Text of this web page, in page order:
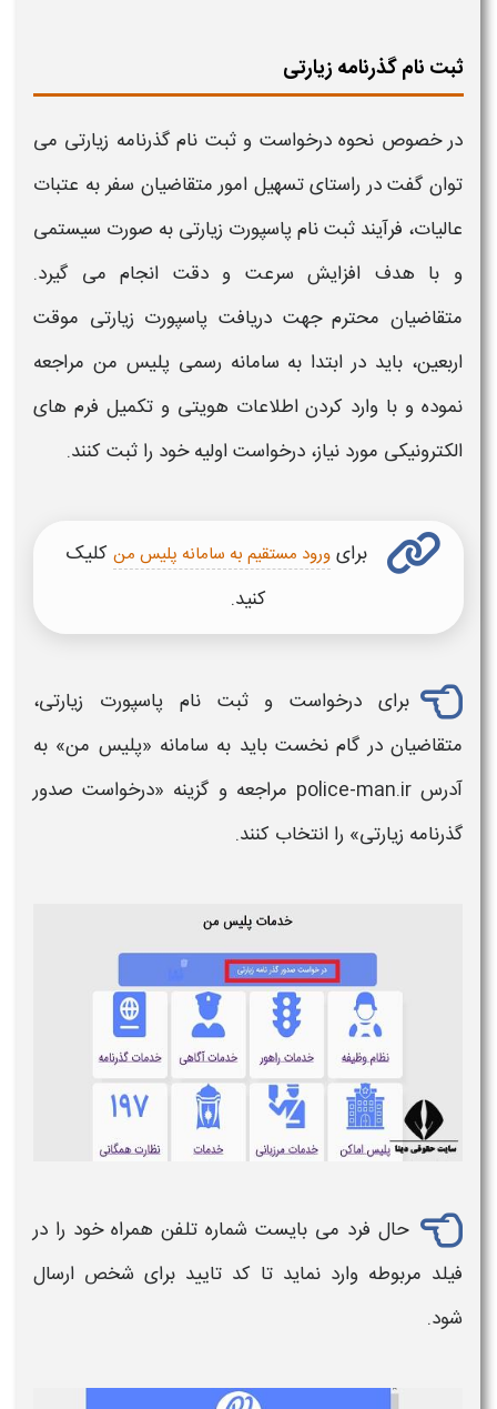
ثبت نام گذرنامه زیارتی
در خصوص نحوه درخواست وثبت نام گذرنامه زیارتی می
توان گفت در راستای تسهیل امور متقاضیان سفر به عتبات
عالیات، فرآیند ثبت نام پاسپورت زیارتی به صورت سیستمی
و با هدف افزایش سرعت و دقت انجام می‌ گیرد.
متقاضیان محترم جهت دریافتپاسپورت زیارتی موقت
اربعین، باید در ابتدا به سامانه رسمیپلیس من مراجعه
نموده و با وارد کردن اطلاعات هویتی و تکمیل فرم‌ های
الکترونیکی مورد نیاز، درخواست اولیه خود را ثبت کنند.
برایورود مستقیم به سامانه پلیس من کلیک
کنید.
برای درخواست وثبت‌ نام پاسپورت زیارتی،
متقاضیان در گام نخست باید به سامانه «پلیس من» به
آدرس police-man.ir مراجعه و گزینه «درخواست صدور
گذرنامه زیارتی» را انتخاب کنند.
حال فرد می بایست شماره تلفن همراه خود را در
فیلد مربوطه وارد نماید تا کد تایید برای شخص ارسال
شود.